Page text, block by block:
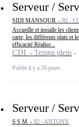
Serveur /
SIDI MANSOUR - 92 -
Accueille et installe les
carte, les différents plats et
efficacité Réalise...
CDI - Temps plein
Publié il y a 26 jours
Serveur /
S S M - 92 - ANTONY